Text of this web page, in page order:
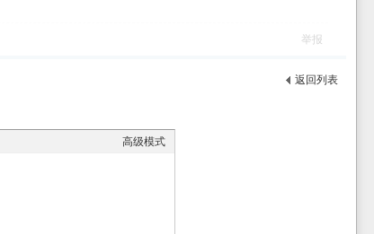
举报
返回列表
高级模式